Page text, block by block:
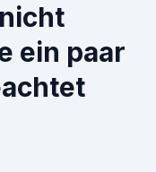
ein paar